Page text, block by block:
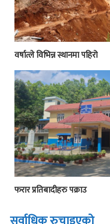
वर्षात्ले विभिन्न स्थानमा पहिरो
फरार प्रतिबादीहरु पक्राउ